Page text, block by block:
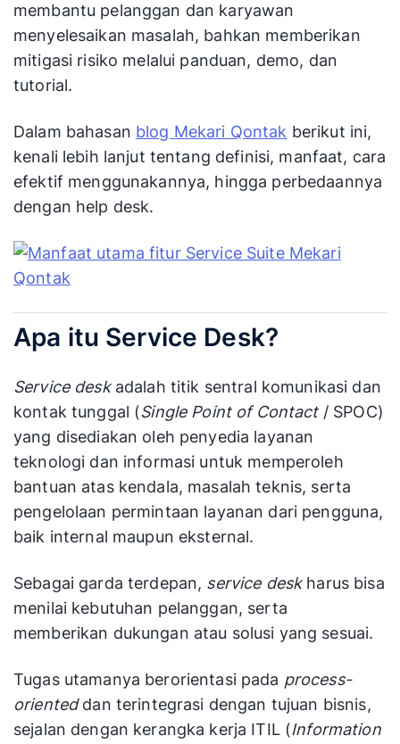
membantu pelanggan dan karyawan
menyelesaikan masalah, bahkan memberikan
mitigasi risiko melalui panduan, demo, dan
tutorial.
Dalam bahasan blog Mekari Qontak berikut ini,
kenali lebih lanjut tentang definisi, manfaat, cara
efektif menggunakannya, hingga perbedaannya
dengan help desk.
Apa itu Service Desk?
Service deskadalah titik sentral komunikasi dan
kontak tunggal (Single Point of Contact / SPOC)
yang disediakan oleh penyedia layanan
teknologi dan informasi untuk memperoleh
bantuan atas kendala, masalah teknis, serta
pengelolaan permintaan layanan dari pengguna,
baik internal maupun eksternal.
Sebagai garda terdepan, service deskharus bisa
menilai kebutuhan pelanggan, serta
memberikan dukungan atau solusi yang sesuai.
Tugas utamanya berorientasi pada process-
orienteddan terintegrasi dengan tujuan bisnis,
sejalan dengan kerangka kerja ITIL (Information